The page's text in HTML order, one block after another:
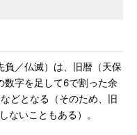
／仏滅）は、旧暦（天保
数字を足して6で割った余
どとなる（そのため、旧
ないこともある）。